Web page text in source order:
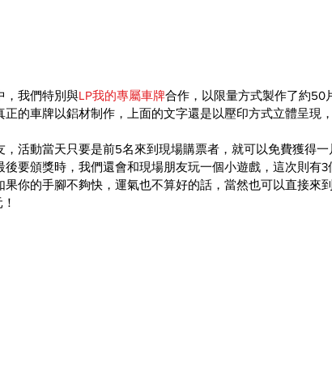
，我們特別與LP我的專屬車牌合作，以限量方式製作了約50
的車牌以鋁材制作，上面的文字還是以壓印方式立體呈現
活動當天只要是前5名來到現場購票者，就可以免費獲得一
要頒獎時，我們還會和現場朋友玩一個小遊戲，這次則有3
你的手腳不夠快，運氣也不算好的話，當然也可以直接來到